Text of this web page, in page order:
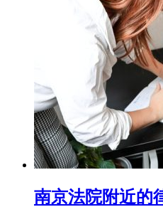
南京法院附近的